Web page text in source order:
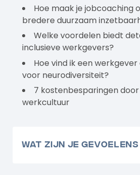
Hoe maak je jobcoaching
bredere duurzaam
Welke voordelen biedt
inclusieve werkgevers?
Hoe vind ik een
voor neurodiversiteit?
7 kostenbesparingen
werkcultuur
Wat zijn je gevoelens